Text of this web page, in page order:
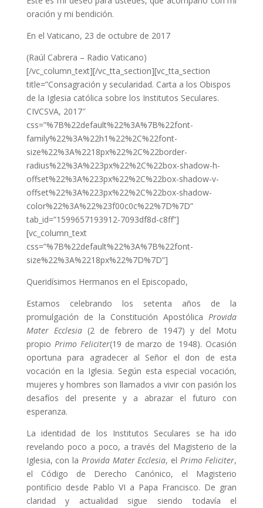
oración y mi bendición.
En el Vaticano, 23 de octubre de 2017
(Raúl Cabrera – Radio Vaticano)
[/vc_column_text][/vc_tta_section][vc_tta_section
title=”Consagración y secularidad. Carta a los Obispos
de la Iglesia católica sobre los Institutos Seculares.
CIVCSVA, 2017″
css=”%7B%22default%22%3A%7B%22font-
family%22%3A%22h1%22%2C%22font-
size%22%3A%2218px%22%2C%22border-
radius%22%3A%223px%22%2C%22box-shadow-h-
offset%22%3A%223px%22%2C%22box-shadow-v-
offset%22%3A%223px%22%2C%22box-shadow-
color%22%3A%22%23f00c0c%22%7D%7D”
tab_id=”1599657193912-7093df8d-c8ff”]
[vc_column_text
css=”%7B%22default%22%3A%7B%22font-
size%22%3A%2218px%22%7D%7D”]
Queridísimos Hermanos en el Episcopado,
Estamos celebrando los setenta años de la
promulgación de la Constitución ApostólicaProvida
Mater Ecclesia (2 de febrero de 1947) y del Motu
propio Primo Feliciter(19 de marzo de 1948). Ocasión
oportuna para agradecer al Señor el don de esta
vocación en la Iglesia. Según esta especial vocación,
mujeres y hombres son llamados a vivir con pasión los
desafíos del presente y a abrazar el futuro con
esperanza.
La identidad de los Institutos Seculares se ha ido
revelando poco a poco, a través del Magisterio de la
Iglesia, con la Provida Mater Ecclesia, el Primo Feliciter,
el Código de Derecho Canónico, el Magisterio
pontificio desde Pablo VI a Papa Francisco. De gran
claridad y actualidad sigue siendo todavía el